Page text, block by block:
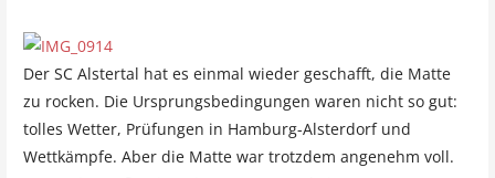
Der SC Alstertal hat es einmal wieder geschafft, die Matte
zu rocken. Die Ursprungsbedingungen waren nicht so gut:
tolles Wetter, Prüfungen in Hamburg-Alsterdorf und
Wettkämpfe. Aber die Matte war trotzdem angenehm voll.